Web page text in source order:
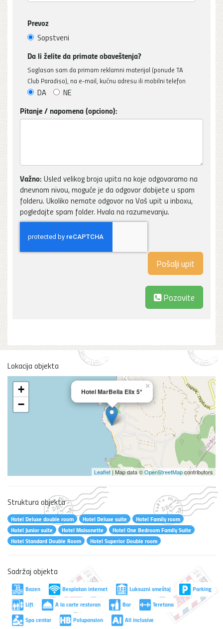
Prevoz
Sopstveni
Da li želite da primate obaveštenja?
Saglasan sam da primam reklamni materijal (ponude TA
Club Paradiso), na e-mail, kućnu adresu ili mobilni telefon
DA NE
Pitanje / napomena (opciono):
Važno: Usled velikog broja upita na koje odgovaramo na
dnevnom nivou, moguće je da odgovor dobijete u spam
folderu. Ukoliko nemate odgovor na Vaš upit u inboxu,
pogledajte spam folder. Hvala na razumevanju.
Pozovite
Lokacija objekta
Hotel MarBella Elix 5*
×
+
−
Leaflet | Map data ©OpenStreetMapcontributors
Struktura objekta
Hotel Deluxe double room Hotel Deluxe suite
Hotel Family room
Hotel Junior suite
Hotel Maisonette
Hotel One Bedroom Family Suite
Hotel Standard Double Room
Hotel Superior Double room
Sadržaj objekta
Bazen Besplatan internet Luksuzni smeštaj
Parking
Lift
A la carte restoran Bar
Teretana
Spa centar
Polupansion All inclusive